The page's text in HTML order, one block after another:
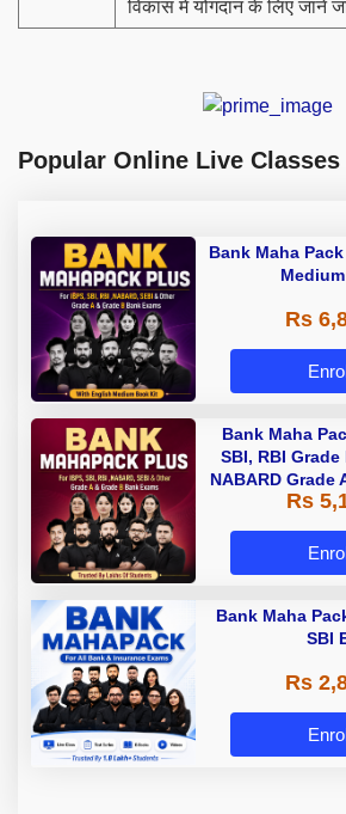
विकास में योगदान के लिए जाने
Popular Online Live Classes
Bank Maha
Rs
Bank Maha
SBI, RBI Grade
NABARD Grade
A & Grade
Rs
Bank Maha
SBI
Rs